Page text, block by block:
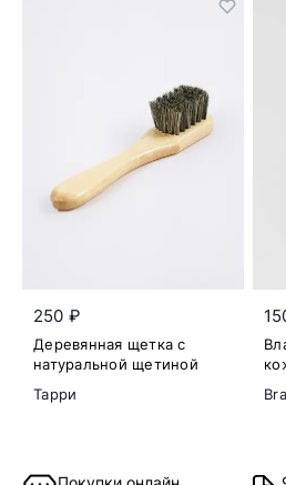
250 ₽
Деревянная щетка с
натуральной щетиной
Тарри